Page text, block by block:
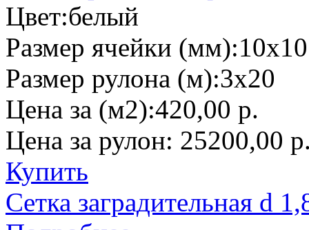
Цвет:белый
Размер ячейки (мм):10х10
Размер рулона (м):3х20
Цена за (м2):420,00 р.
Цена за рулон: 25200,00
Купить
Сетка заградительная d